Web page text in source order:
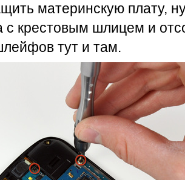
материнскую плату,
с крестовым шлицем и
тут и там.